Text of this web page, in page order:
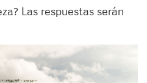
Las respuestas serán